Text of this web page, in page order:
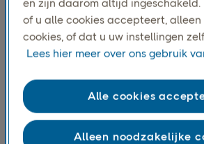
en zijn daarom altijd ingeschakeld.
of u alle cookies accepteert,
cookies, of dat u uw instellingen
Lees hier meer over ons gebruik
Alleen noodzakelijke
Alle cookies